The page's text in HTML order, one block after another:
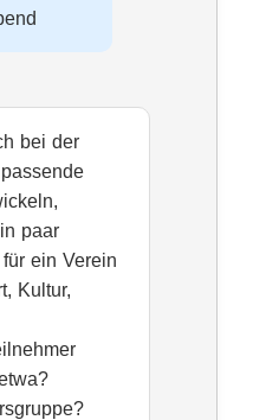
bei der
paar
für ein Verein
Kultur,